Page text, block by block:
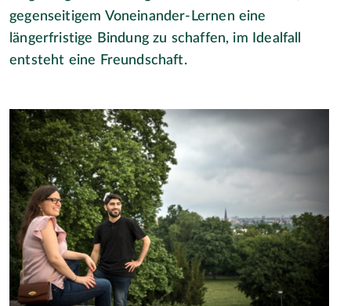
gegenseitigem Voneinander-Lernen eine
längerfristige Bindung zu schaffen, im Idealfall
entsteht eine Freundschaft.